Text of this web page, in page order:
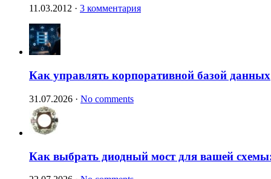
11.03.2012 · 3 комментария
Как управлять корпоративной базой данных
31.07.2026 · No comments
Как выбрать диодный мост для вашей